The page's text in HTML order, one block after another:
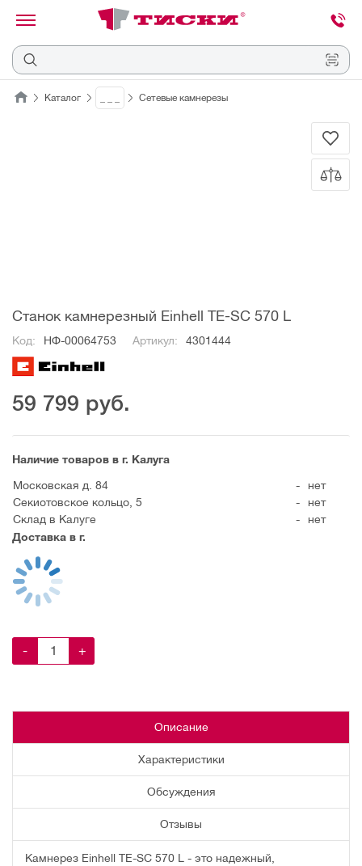
Отмена
Каталог Сетевые камнерезы
Станок камнерезный Einhell TE-SC 570 L
Код: НФ-00064753 Артикул: 4301444
59 799 руб.
Наличие товаров в г. Калуга
Московская д. 84
-
нет
Секиотовское кольцо, 5
-
нет
Склад в Калуге
-
нет
Доставка в г.
- +
Описание
Характеристики
Обсуждения
Отзывы
Камнерез Einhell TE-SC 570 L - это надежный,